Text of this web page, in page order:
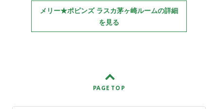
メリー★ポピンズ ラスカ茅ヶ崎ルームの詳細
を見る
PAGE TOP